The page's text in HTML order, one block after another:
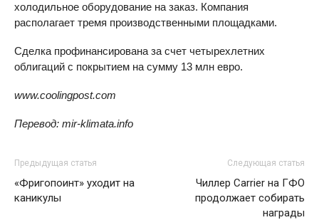
холодильное оборудование на заказ. Компания
располагает тремя производственными площадками.
Сделка профинансирована за счет четырехлетних
облигаций с покрытием на сумму 13 млн евро.
www.coolingpost.com
Перевод: mir-klimata.info
Предыдущая статья
«Фригопоинт» уходит на
каникулы
Следующая статья
Чиллер Carrier на ГФО
продолжает собирать
награды